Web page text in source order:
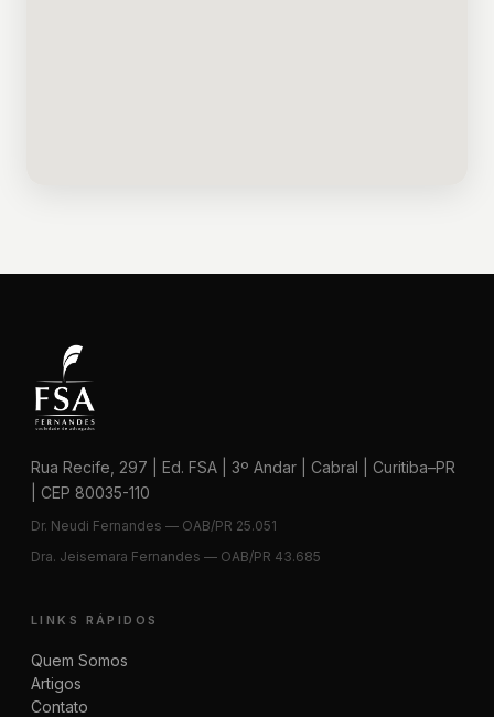
Rua Recife, 297 | Ed. FSA | 3º Andar | Cabral | Curitiba–PR
| CEP 80035-110
Dr. Neudi Fernandes — OAB/PR 25.051
Dra. Jeisemara Fernandes — OAB/PR 43.685
LINKS RÁPIDOS
Quem Somos
Artigos
Contato